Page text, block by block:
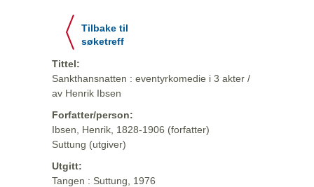
Tilbake til
søketreff
Tittel:
Sankthansnatten : eventyrkomedie i 3 akter /
av Henrik Ibsen
Forfatter/person:
Ibsen, Henrik, 1828-1906 (forfatter)
Suttung (utgiver)
Utgitt:
Tangen : Suttung, 1976